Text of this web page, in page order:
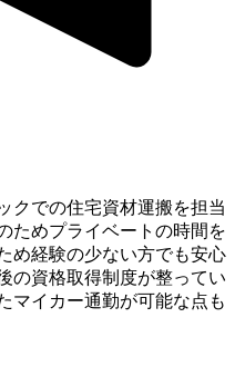
クでの住宅資材運搬を担当
ためプライベートの時間を
め経験の少ない方でも安心
の資格取得制度が整ってい
マイカー通勤が可能な点も